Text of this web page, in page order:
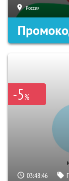
Россия
-5%
03:48:46